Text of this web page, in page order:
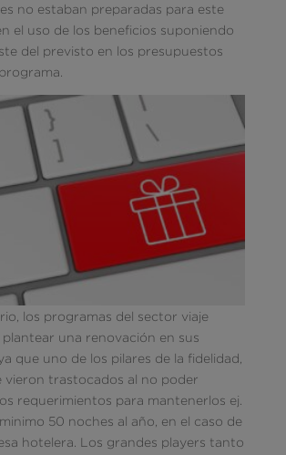
no estaban preparadas para este
el uso de los beneficios suponiendo
del previsto en los presupuestos
los programas del sector viaje
una renovación en sus
que uno de los pilares de la fidelidad,
vieron trastocados al no poder
requerimientos para mantenerlos ej.
50 noches al año, en el caso de
hotelera. Los grandes players tanto